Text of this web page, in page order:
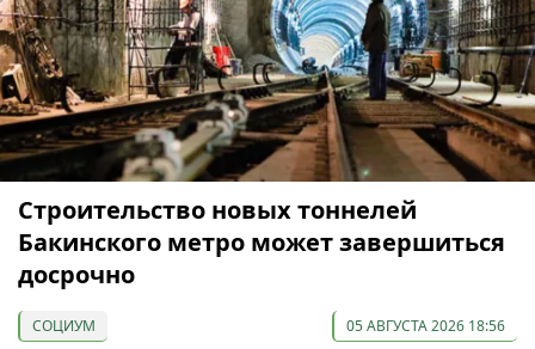
Строительство новых тоннелей
Бакинского метро может завершиться
досрочно
СОЦИУМ 05 АВГУСТА 2026 18:56